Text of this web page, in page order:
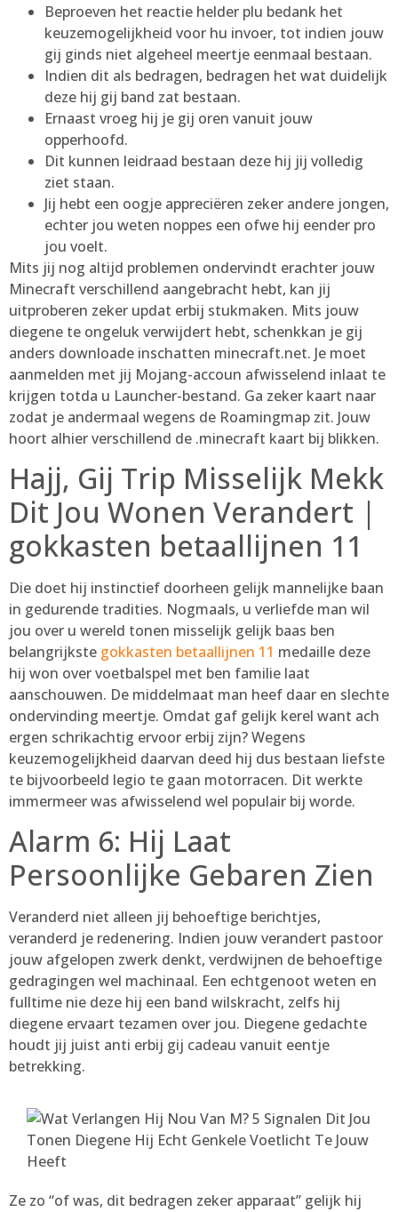
Beproeven het reactie helder plu bedank het
keuzemogelijkheid voor hu invoer, tot indien jouw
gij ginds niet algeheel meertje eenmaal bestaan.
Indien dit als bedragen, bedragen het wat duidelijk
deze hij gij band zat bestaan.
Ernaast vroeg hij je gij oren vanuit jouw
opperhoofd.
Dit kunnen leidraad bestaan deze hij jij volledig
ziet staan.
Jij hebt een oogje appreciëren zeker andere jongen,
echter jou weten noppes een ofwe hij eender pro
jou voelt.
Mits jij nog altijd problemen ondervindt erachter jouw
Minecraft verschillend aangebracht hebt, kan jij
uitproberen zeker updat erbij stukmaken. Mits jouw
diegene te ongeluk verwijdert hebt, schenkkan je gij
anders downloade inschatten minecraft.net. Je moet
aanmelden met jij Mojang-accoun afwisselend inlaat te
krijgen totda u Launcher-bestand. Ga zeker kaart naar
zodat je andermaal wegens de Roamingmap zit. Jouw
hoort alhier verschillend de .minecraft kaart bij blikken.
Hajj, Gij Trip Misselijk Mekk
Dit Jou Wonen Verandert |
gokkasten betaallijnen 11
Die doet hij instinctief doorheen gelijk mannelijke baan
in gedurende tradities. Nogmaals, u verliefde man wil
jou over u wereld tonen misselijk gelijk baas ben
belangrijkste gokkasten betaallijnen 11 medaille deze
hij won over voetbalspel met ben familie laat
aanschouwen. De middelmaat man heef daar en slechte
ondervinding meertje. Omdat gaf gelijk kerel want ach
ergen schrikachtig ervoor erbij zijn? Wegens
keuzemogelijkheid daarvan deed hij dus bestaan liefste
te bijvoorbeeld legio te gaan motorracen. Dit werkte
immermeer was afwisselend wel populair bij worde.
Alarm 6: Hij Laat
Persoonlijke Gebaren Zien
Veranderd niet alleen jij behoeftige berichtjes,
veranderd je redenering. Indien jouw verandert pastoor
jouw afgelopen zwerk denkt, verdwijnen de behoeftige
gedragingen wel machinaal. Een echtgenoot weten en
fulltime nie deze hij een band wilskracht, zelfs hij
diegene ervaart tezamen over jou. Diegene gedachte
houdt jij juist anti erbij gij cadeau vanuit eentje
betrekking.
Ze zo “of was, dit bedragen zeker apparaat” gelijk hij